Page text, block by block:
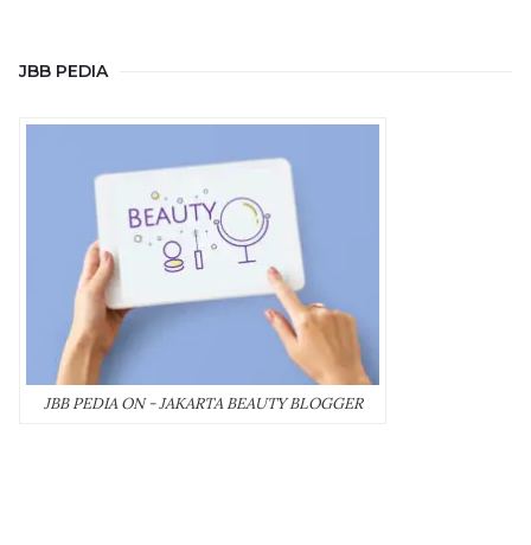
JBB PEDIA
JBB PEDIA ON - JAKARTA BEAUTY BLOGGER